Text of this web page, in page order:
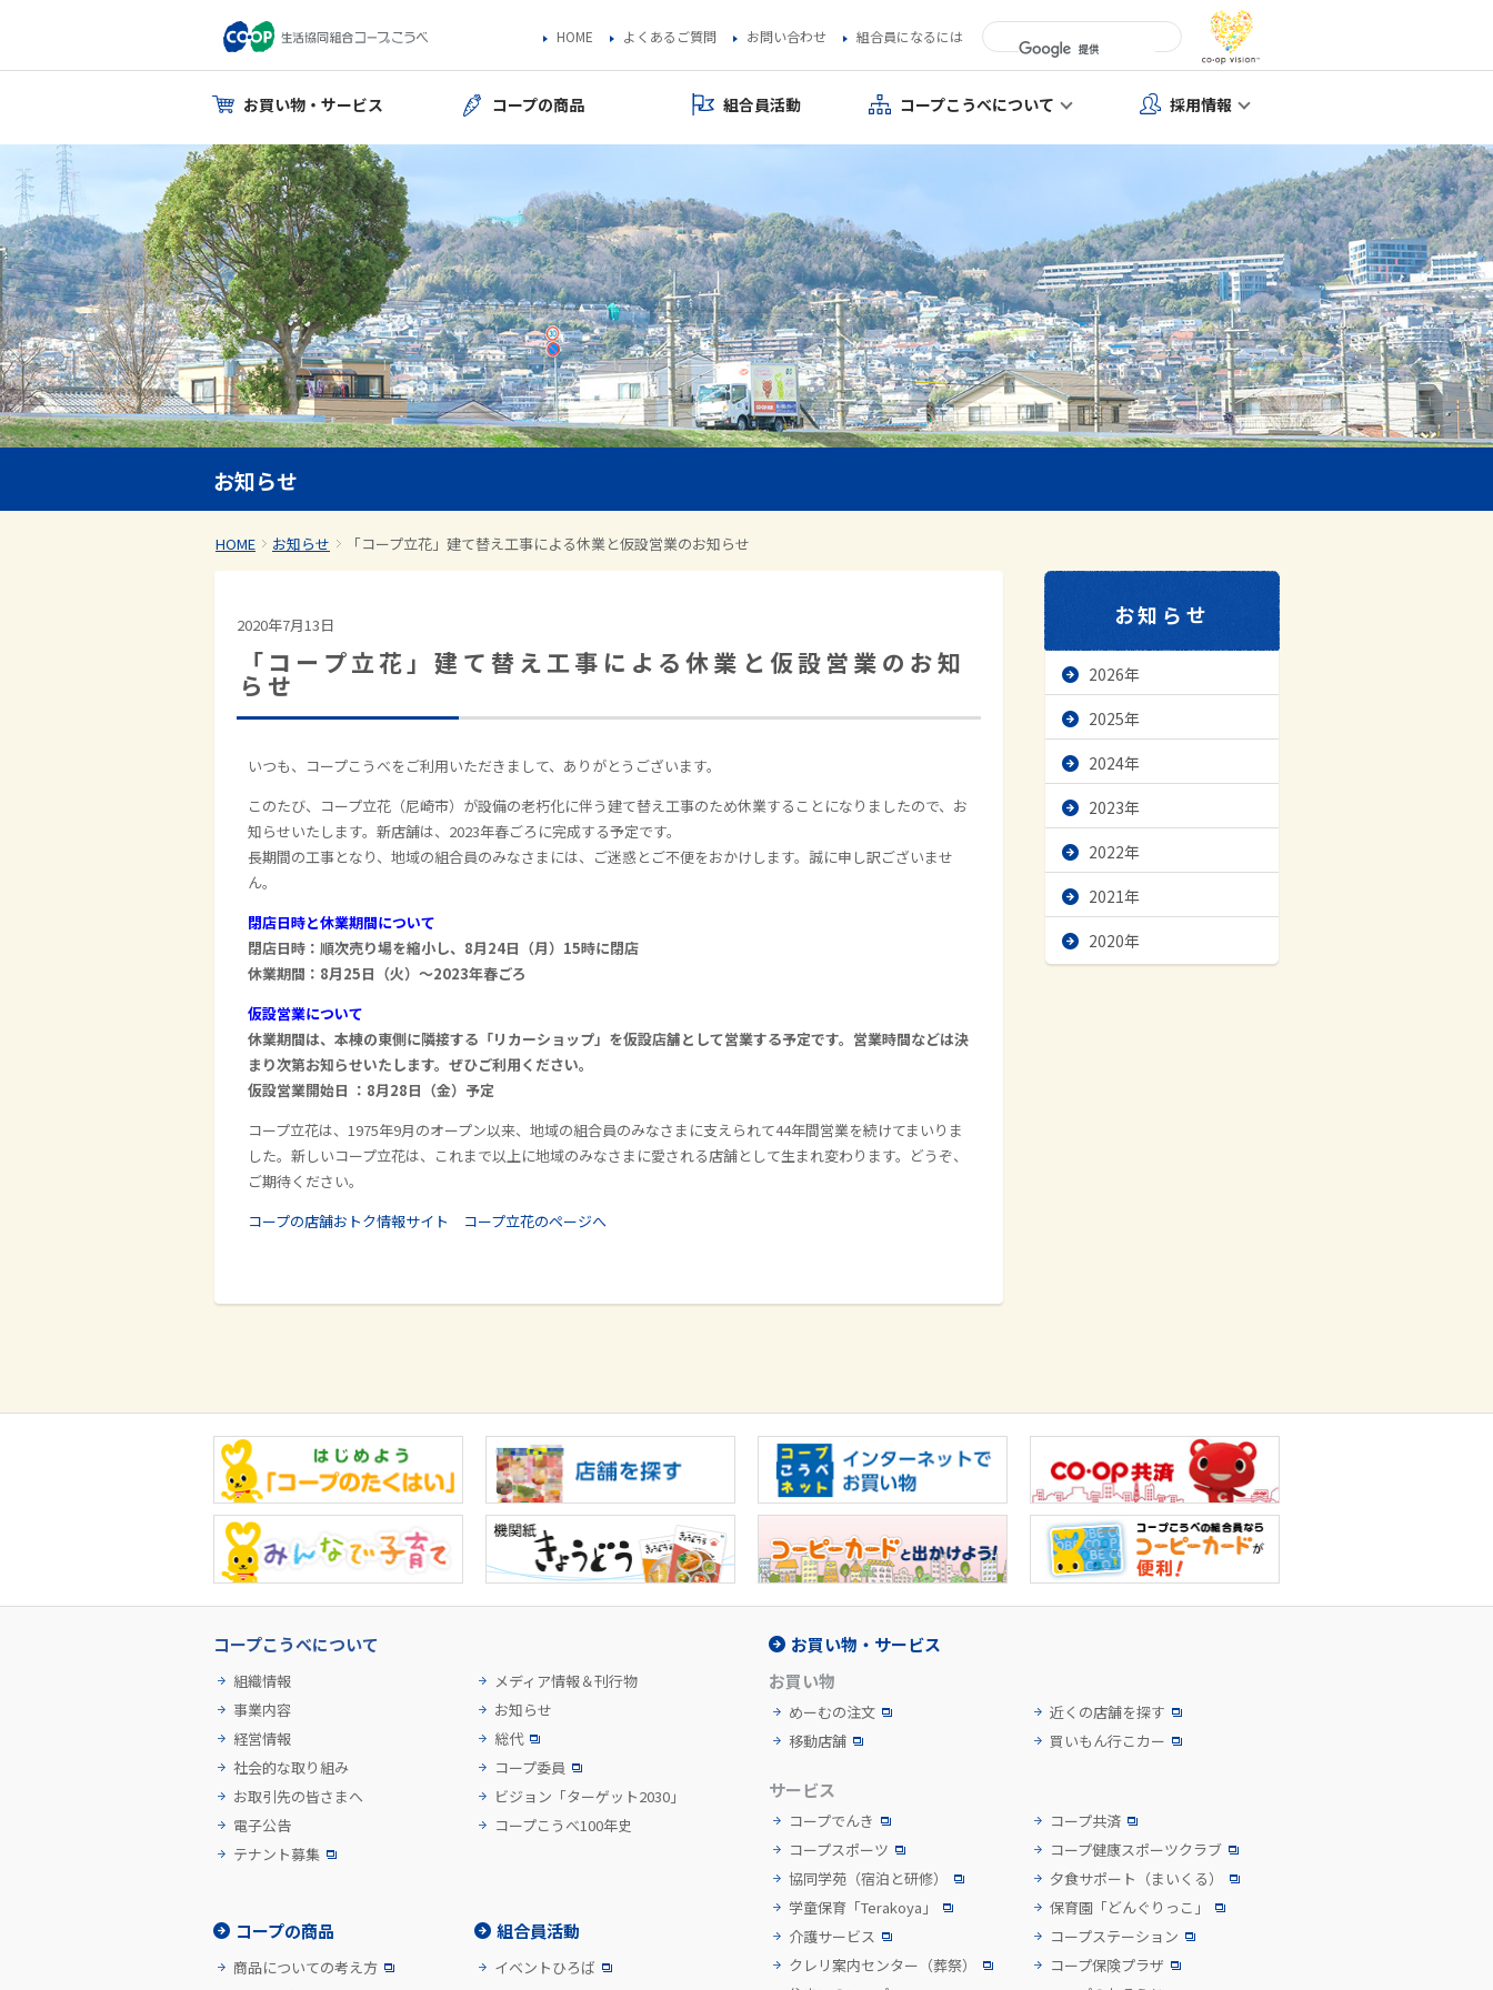
HOME よくあるご質問 お問い合わせ 組合員になるには
お買い物・サービス コープの商品 組合員活動 コープこうべについて 採用情報
お知らせ
HOME お知らせ 「コープ立花」建て替え工事による休業と仮設営業のお知らせ
お知らせ
2026年
2025年
2024年
2023年
2022年
2021年
2020年
2020年7月13日
「コープ立花」建て替え工事による休業と仮設営業のお知
らせ
いつも、コープこうべをご利用いただきまして、ありがとうございます。
このたび、コープ立花（尼崎市）が設備の老朽化に伴う建て替え工事のため休業することになりましたので、お
知らせいたします。新店舗は、2023年春ごろに完成する予定です。
長期間の工事となり、地域の組合員のみなさまには、ご迷惑とご不便をおかけします。誠に申し訳ございませ
ん。
閉店日時と休業期間について
閉店日時：順次売り場を縮小し、8月24日（月）15時に閉店
休業期間：8月25日（火）～2023年春ごろ
仮設営業について
休業期間は、本棟の東側に隣接する「リカーショップ」を仮設店舗として営業する予定です。 営業時間などは決
まり次第お知らせいたします。 ぜひご利用ください。
仮設営業開始日 ：8月28日（金）予定
コープ立花は、1975年9月のオープン以来、地域の組合員のみなさまに支えられて44年間営業を続けてまいりま
した。新しいコープ立花は、これまで以上に地域のみなさまに愛される店舗として生まれ変わります。どうぞ、
ご期待ください。
コープの店舗おトク情報サイト コープ立花のページへ
コープこうべについて
組織情報
事業内容
経営情報
社会的な取り組み
お取引先の皆さまへ
電子公告
テナント募集
メディア情報＆刊行物
お知らせ
総代
コープ委員
ビジョン「ターゲット2030」
コープこうべ100年史
コープの商品
商品についての考え方
組合員活動
イベントひろば
お買い物・サービス
お買い物
めーむの注文
移動店舗
近くの店舗を探す
買いもん行こカー
サービス
コープでんき
コープ共済
コープスポーツ
コープ健康スポーツクラブ
協同学苑 （宿泊と研修） 夕食サポート （まいくる）
学童保育「Terakoya」
保育園「どんぐりっこ」
介護サービス
コープステーション
クレリ案内センター （葬祭）
コープ保険プラザ